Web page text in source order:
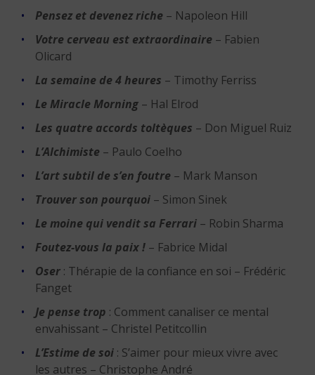
Pensez et devenez riche – Napoleon Hill
Votre cerveau est extraordinaire – Fabien
Olicard
La semaine de 4 heures – Timothy Ferriss
Le Miracle Morning – Hal Elrod
Les quatre accords toltèques – Don Miguel Ruiz
L’Alchimiste – Paulo Coelho
L’art subtil de s’en foutre – Mark Manson
Trouver son pourquoi – Simon Sinek
Le moine qui vendit sa Ferrari – Robin Sharma
Foutez-vous la paix ! – Fabrice Midal
Oser : Thérapie de la confiance en soi – Frédéric
Fanget
Je pense trop : Comment canaliser ce mental
envahissant – Christel Petitcollin
L’Estime de soi : S’aimer pour mieux vivre avec
les autres – Christophe André